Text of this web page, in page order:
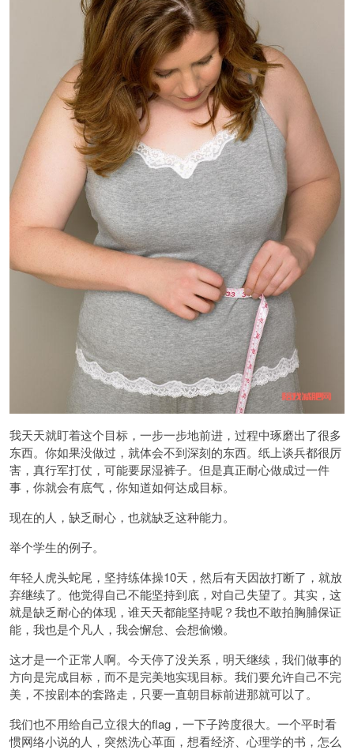
我天天就盯着这个目标，一步一步地前进，过程中琢磨出了很多
东西。你如果没做过，就体会不到深刻的东西。纸上谈兵都很厉
害，真行军打仗，可能要尿湿裤子。但是真正耐心做成过一件
事，你就会有底气，你知道如何达成目标。
现在的人，缺乏耐心，也就缺乏这种能力。
举个学生的例子。
年轻人虎头蛇尾，坚持练体操10天，然后有天因故打断了，就放
弃继续了。他觉得自己不能坚持到底，对自己失望了。其实，这
就是缺乏耐心的体现，谁天天都能坚持呢？我也不敢拍胸脯保证
能，我也是个凡人，我会懈怠、会想偷懒。
这才是一个正常人啊。今天停了没关系，明天继续，我们做事的
方向是完成目标，而不是完美地实现目标。我们要允许自己不完
美，不按剧本的套路走，只要一直朝目标前进那就可以了。
我们也不用给自己立很大的flag，一下子跨度很大。一个平时看
惯网络小说的人，突然洗心革面，想看经济、心理学的书，怎么